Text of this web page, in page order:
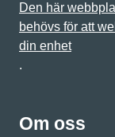
Den här
behövs för att
din enhet
.
Om oss